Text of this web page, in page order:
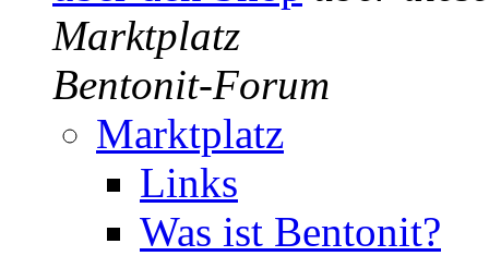
Marktplatz
Bentonit-Forum
Marktplatz
Links
Was ist Bentonit?